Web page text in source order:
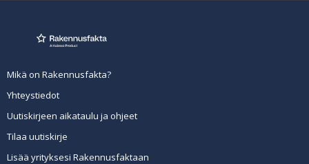
Mikä on Rakennusfakta?
Yhteystiedot
Uutiskirjeen aikataulu ja ohjeet
Tilaa uutiskirje
Lisää yrityksesi Rakennusfaktaan